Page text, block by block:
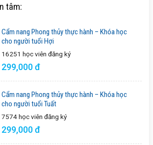
tâm:
Cẩm nang Phong thủy thực hành – Khóa học
cho người tuổi Hợi
16251 học viên đăng ký
299,000 đ
Cẩm nang Phong thủy thực hành – Khóa học
cho người tuổi Tuất
7574 học viên đăng ký
299,000 đ